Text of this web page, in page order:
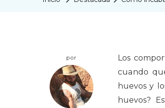
por
Los
cuando
huevos y
huevos?